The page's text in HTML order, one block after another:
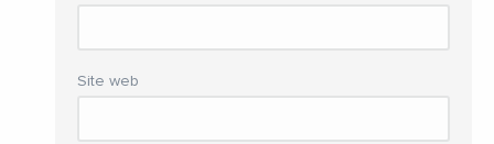
Site web